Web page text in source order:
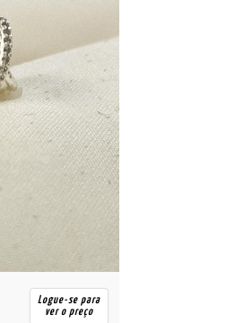
Logue-se para
ver o preço